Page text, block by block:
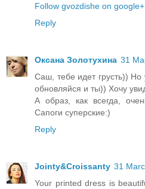
Follow gvozdishe on google+
Reply
Оксана Золотухина 31
Саш, тебе идет грусть))
обновляйся и ты)) Хочу
А образ, как всегда,
Сапоги суперские:)
Reply
Jointy&Croissanty 31
Your printed dress is